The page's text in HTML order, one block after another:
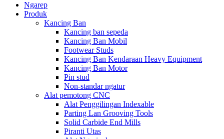
Ngarep
Produk
Kancing Ban
Kancing ban sepeda
Kancing Ban Mobil
Footwear Studs
Kancing Ban Kendaraan Heavy Equipment
Kancing Ban Motor
Pin stud
Non-standar ngatur
Alat pemotong CNC
Alat Penggilingan Indexable
Parting Lan Grooving Tools
Solid Carbide End Mills
Piranti Utas